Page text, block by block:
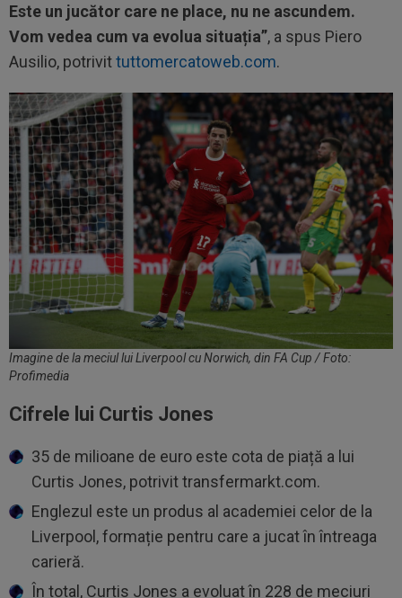
Este un jucător care ne place, nu ne ascundem.
Vom vedea cum va evolua situația”, a spus Piero
Ausilio, potrivittuttomercatoweb.com.
Imagine de la meciul lui Liverpool cu Norwich, din FA Cup / Foto:
Profimedia
Cifrele lui Curtis Jones
35 de milioane de euro este cota de piață a lui
Curtis Jones, potrivit transfermarkt.com.
Englezul este un produs al academiei celor de la
Liverpool, formație pentru care a jucat în întreaga
carieră.
În total, Curtis Jones a evoluat în 228 de meciuri